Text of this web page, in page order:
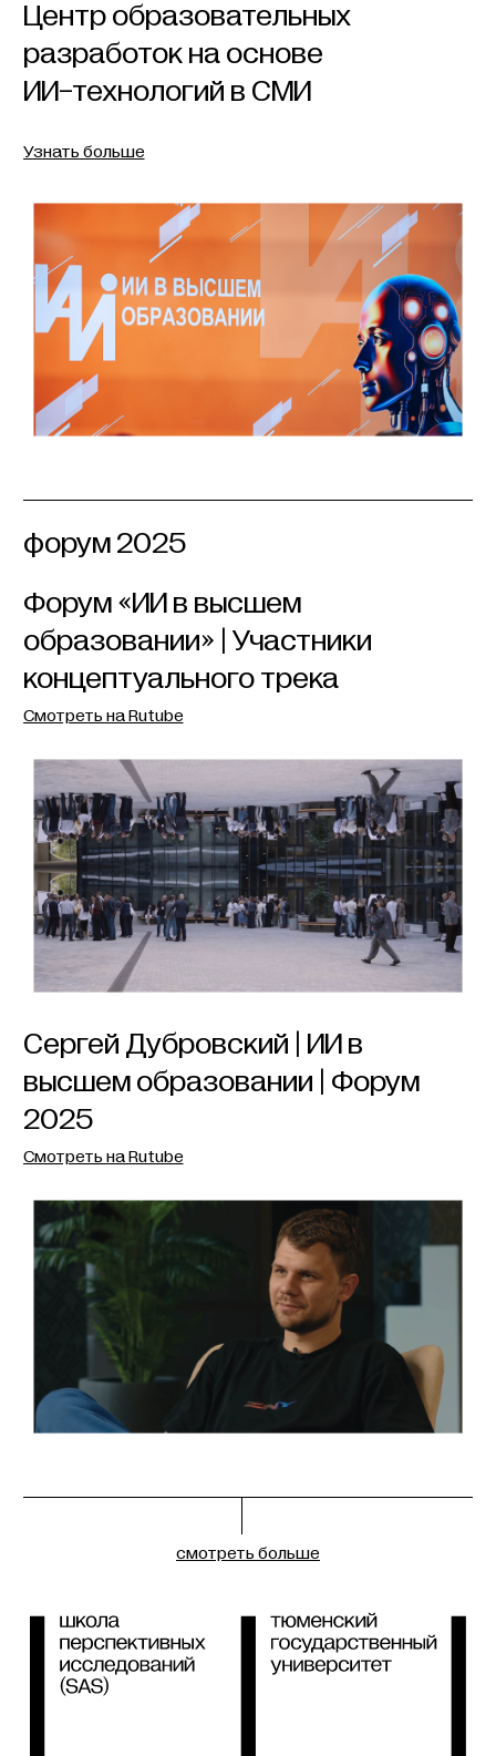
Центр образовательных
разработок на основе
ИИ-технологий в СМИ
Узнать больше
форум 2025
Форум «ИИ в высшем
образовании» | Участники
концептуального трека
Смотреть на Rutube
Сергей Дубровский | ИИ в
высшем образовании | Форум
2025
Смотреть на Rutube
смотреть больше